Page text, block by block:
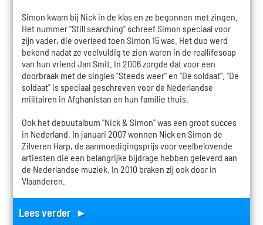
Simon kwam bij Nick in de klas en ze begonnen met zingen.
Het nummer "Still searching" schreef Simon speciaal voor
zijn vader, die overleed toen Simon 15 was. Het duo werd
bekend nadat ze veelvuldig te zien waren in de reallifesoap
van hun vriend Jan Smit. In 2006 zorgde dat voor een
doorbraak met de singles "Steeds weer" en "De soldaat". "De
soldaat" is speciaal geschreven voor de Nederlandse
militairen in Afghanistan en hun familie thuis.
Ook het debuutalbum "Nick & Simon" was een groot succes
in Nederland. In januari 2007 wonnen Nick en Simon de
Zilveren Harp, de aanmoedigingsprijs voor veelbelovende
artiesten die een belangrijke bijdrage hebben geleverd aan
de Nederlandse muziek. In 2010 braken zij ook door in
Vlaanderen.
Lees verder ►